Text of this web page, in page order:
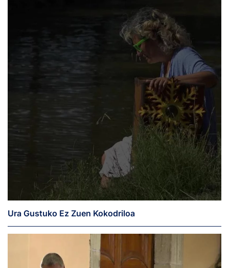
Ura Gustuko Ez Zuen Kokodriloa